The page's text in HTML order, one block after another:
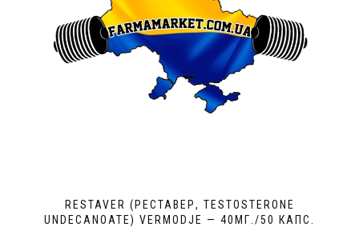
RESTAVER (РЕСТАВЕР, TESTOSTERONE
UNDECANOATE) VERMODJE — 40МГ./50 КАПС.